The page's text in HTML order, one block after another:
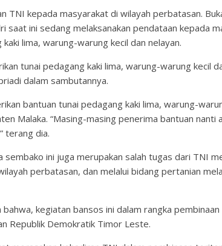
TNI kepada masyarakat di wilayah perbatasan.
saat ini sedang melaksanakan pendataan kepada
lima, warung-warung kecil dan nelayan.
tunai pedagang kaki lima, warung-warung kecil
dalam sambutannya.
bantuan tunai pedagang kaki lima, warung-
Malaka. “Masing-masing penerima bantuan nanti
terang dia.
ini juga merupakan salah tugas dari TNI
perbatasan, dan melalui bidang pertanian
kegiatan bansos ini dalam rangka pembinaan
Republik Demokratik Timor Leste.